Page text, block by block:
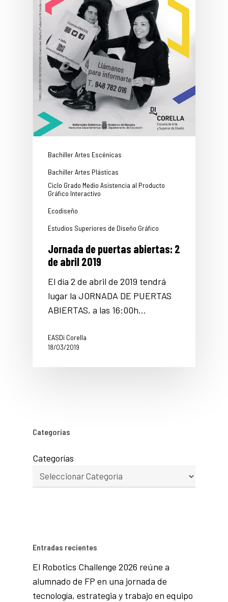
Bachiller Artes Escénicas
Bachiller Artes Plásticas
Ciclo Grado Medio Asistencia al Producto
Gráfico Interactivo
Ecodiseño
Estudios Superiores de Diseño Gráfico
Jornada de puertas abiertas: 2
de abril 2019
El día 2 de abril de 2019 tendrá
lugar la JORNADA DE PUERTAS
ABIERTAS, a las 16:00h…
EASDi Corella
18/03/2019
Categorías
Categorías
Entradas recientes
El Robotics Challenge 2026 reúne a
alumnado de FP en una jornada de
tecnología, estrategia y trabajo en equipo